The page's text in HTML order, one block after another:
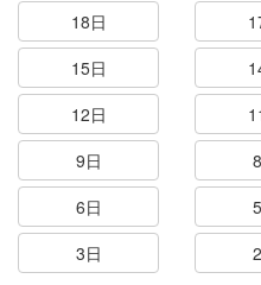
18日
15日
12日
9日
6日
3日